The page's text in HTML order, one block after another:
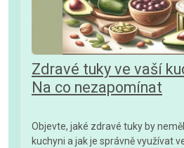
Zdravé tuky ve vaší
Na co nezapomínat
Objevte, jaké zdravé tuky by
kuchyni a jak je správně využívat